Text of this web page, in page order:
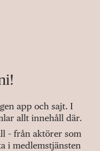
app och sajt. I
allt innehåll där.
– från aktörer som
i medlemstjänsten